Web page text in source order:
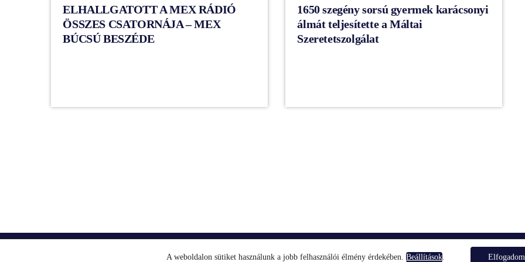
ELHALLGATOTT A MEX RÁDIÓ
ÖSSZES CSATORNÁJA – MEX
BÚCSÚ BESZÉDE
1650 szegény sorsú gyermek karácsonyi
álmát teljesítette a Máltai
Szeretetszolgálat
FŐOLDAL KAPCSOLAT
A weboldalon sütiket használunk a jobb felhasználói élmény érdekében. Beállítások. Elfogadom